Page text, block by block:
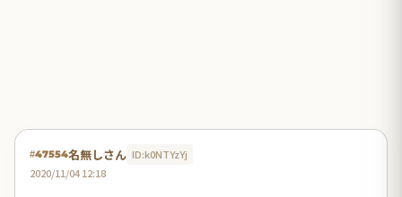
#47554名無しさん ID:k0NTYzYj
2020/11/04 12:18